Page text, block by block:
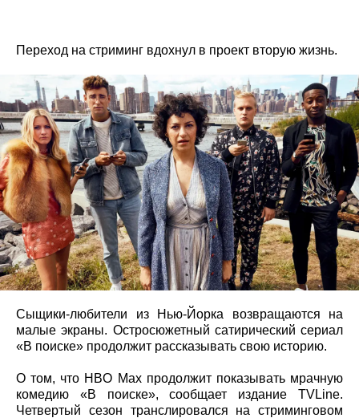
Переход на стриминг вдохнул в проект вторую жизнь.
Сыщики-любители из Нью-Йорка возвращаются на
малые экраны. Остросюжетный сатирический сериал
«В поиске» продолжит рассказывать свою историю.
О том, что HBO Max продолжит показывать мрачную
комедию «В поиске», сообщает издание TVLine.
Четвертый сезон транслировался на стриминговом